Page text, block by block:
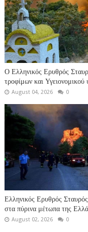
Ο Ελληνικός Ερυθρός
τροφίμων και
August 04, 2026 0
Ελληνικός Ερυθρός
στα πύρινα μέτωπα της
August 02, 2026 0